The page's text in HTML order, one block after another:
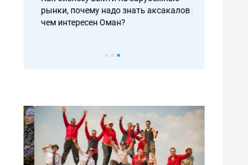
рынки, почему надо знать аксакалов и
чем интересен Оман?